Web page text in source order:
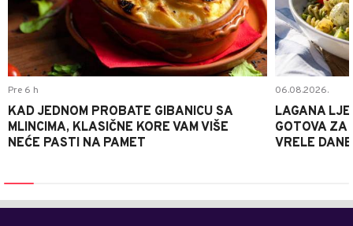
Pre 6 h
KAD JEDNOM PROBATE GIBANICU SA
MLINCIMA, KLASIČNE KORE VAM VIŠE
NEĆE PASTI NA PAMET
06.08.2026.
LAGANA
GOTOVA ZA
VRELE DANE